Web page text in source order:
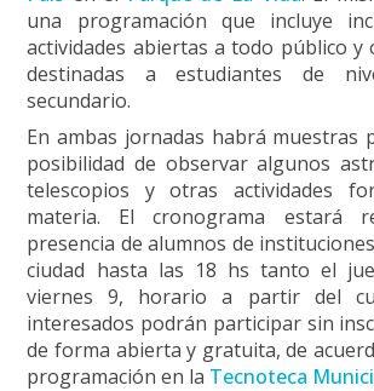
una programación que incluye
actividades abiertas a todo público y
destinadas a estudiantes de
secundario.
En ambas jornadas habrá muestras
posibilidad de observar algunos
telescopios y otras actividades
materia. El cronograma estará
presencia de alumnos de
ciudad hasta las 18 hs tanto el
viernes 9, horario a partir del
interesados podrán participar sin
de forma abierta y gratuita, de
programación en la Tecnoteca